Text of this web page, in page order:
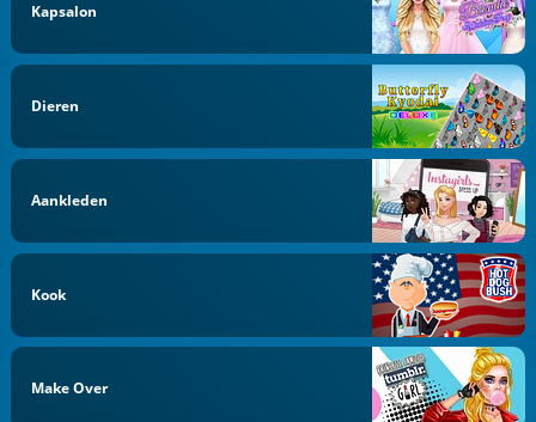
Kapsalon
Dieren
Aankleden
Kook
Make Over